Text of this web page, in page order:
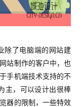
了电脑端的网站建
站制作的客户中，也
手机端技术支持的不
主，可以设计出很棒
器的限制，一些特效